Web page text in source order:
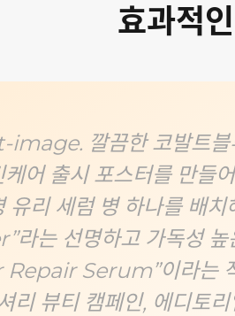
효과적
깔끔한 코발트블
케어 출시 포스터를 만들
유리 세럼 병 하나를 배
는 선명하고 가독성 높
Serum”이라는
리 뷰티 캠페인, 에디토